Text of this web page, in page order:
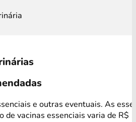
e outras eventuais. As
de vacinas essenciais varia de